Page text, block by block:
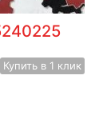
Купить в 1 клик